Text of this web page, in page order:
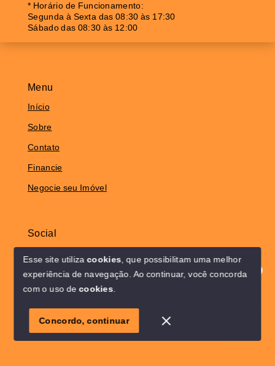
Olá! Estamos disponíveis para te ajudar.
Menu
Início
Sobre
Contato
Financie
Negocie seu Imóvel
Social
* Horário de Funcionamento:
Segunda à Sexta das 08:30 às 17:30
Sábado das 08:30 às 12:00
Esse site utilizacookies , que possibilitam uma melhor
experiência de navegação. Ao continuar, você concorda
com o uso decookies
Concordo, continuar